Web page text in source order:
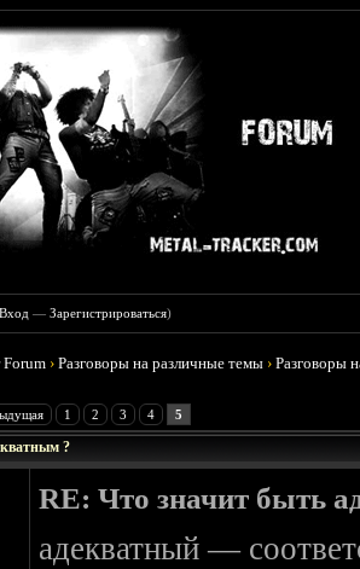
Вход —Зарегистрироваться)
›Разговоры на различные темы ›Разговоры
1 2 3 4 5
?
RE: Что значит быть
адекватный —